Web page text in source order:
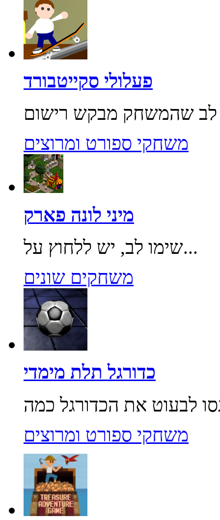
פעלולי סקייטבורד
משחקי ספורט ומרוצים
מיני לונה פארק
שימו לב, יש ללחוץ על...
משחקים שונים
כדורגל תלת מימדי
משחקי ספורט ומרוצים